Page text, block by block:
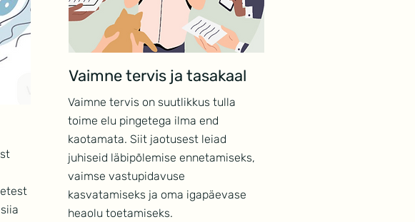
Vaimne tervis ja tasakaal
Vaimne tervis on suutlikkus tulla
toime elu pingetega ilma end
kaotamata. Siit jaotusest leiad
juhiseid läbipõlemise ennetamiseks,
vaimse vastupidavuse
kasvatamiseks ja oma igapäevase
heaolu toetamiseks.